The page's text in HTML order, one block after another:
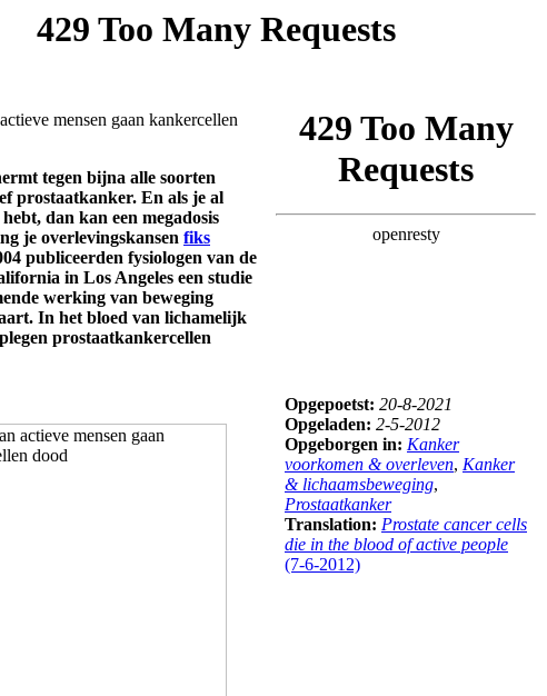
Opgepoetst: 20-8-2021
Opgeladen: 2-5-2012
Opgeborgen in: Kanker
voorkomen & overleven, Kanker
& lichaamsbeweging,
Prostaatkanker
Translation: Prostate cancer cells
die in the blood of active people
(7-6-2012)
mensen gaan kankercellen
tegen bijna alle soorten
prostaatkanker. En als je al
dan kan een megadosis
je overlevingskansen fiks
publiceerden fysiologen van de
in Los Angeles een studie
werking van beweging
In het bloed van lichamelijk
prostaatkankercellen